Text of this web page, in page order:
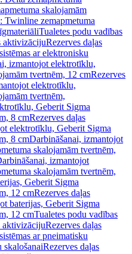
skalojamām
Twinline zemapmetuma
Tualetes podu vadības
aktivizācijuRezerves daļas
ar elektronisku
izmantojot elektrotīklu,
tvertnēm, 12 cmRezerves
elektrotīklu,
tvertnēm,
Geberit Sigma
8 cmRezerves daļas
elektrotīklu, Geberit Sigma
8 cmDarbināšanai, izmantojot
skalojamām tvertnēm,
izmantojot
skalojamām tvertnēm,
Geberit Sigma
12 cmRezerves daļas
baterijas, Geberit Sigma
12 cmTualetes podu vadības
aktivizācijuRezerves daļas
ar pneimatisku
Rezerves daļas